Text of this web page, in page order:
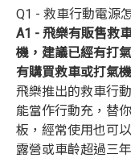
Q1 - 救車行動電源
A1 - 飛樂有販售救
機，建議已經有打
有購買救車或打氣
飛樂推出的救車行
能當作行動充，替
板，經常使用也可
露營或車齡超過三